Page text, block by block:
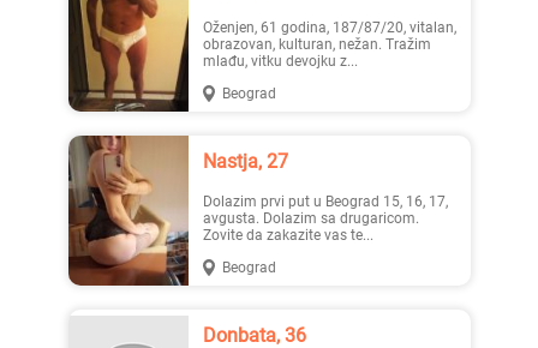
Teodo..., 43
Nastja, 27
Oženjen, 61 godina, 187/87/20, vitalan,
obrazovan, kulturan, nežan. Tražim
mlađu, vitku devojku z...
Beograd
Nastja, 27
Dolazim prvi put u Beograd 15, 16, 17,
avgusta. Dolazim sa drugaricom.
Zovite da zakazite vas te...
Beograd
Donbata, 36